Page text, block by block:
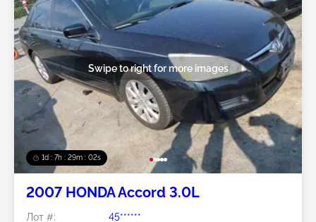
1d : 7h : 29m : 00s
Swipe to right for more images
2007 HONDA Accord 3.0L
Лот #:
45******